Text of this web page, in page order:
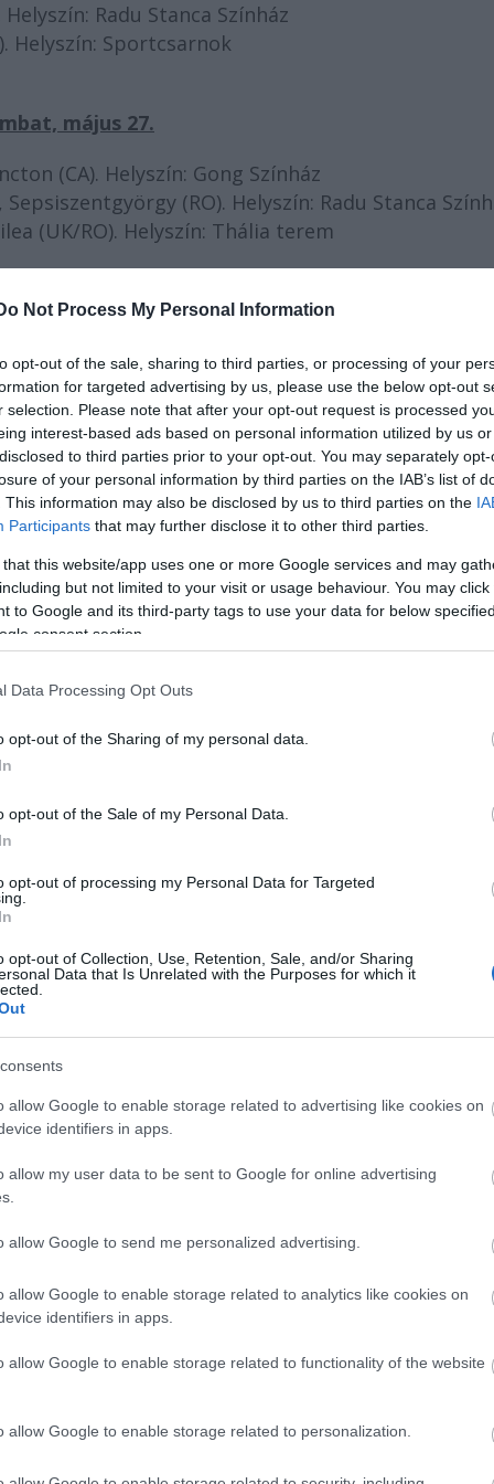
Not Process My Personal Information
opt-out of the sale, sharing to third parties, or processing of your
for targeted advertising by us, please use the below opt-out
selection. Please note that after your opt-out request is processed
interest-based ads based on personal information utilized by us
to third parties prior to your opt-out. You may separately
of your personal information by third parties on the IAB’s list of
This information may also be disclosed by us to third parties on the
Participants that may further disclose it to other third parties.
that this website/app uses one or more Google services and may
but not limited to your visit or usage behaviour. You may
to Google and its third-party tags to use your data for below
consent section.
Data Processing Opt Outs
opt-out of the Sharing of my personal data.
opt-out of the Sale of my Personal Data.
opt-out of processing my Personal Data for Targeted
opt-out of Collection, Use, Retention, Sale, and/or Sharing
Data that Is Unrelated with the Purposes for which it
allow Google to enable storage related to advertising like cookies on
identifiers in apps.
allow my user data to be sent to Google for online advertising
allow Google to send me personalized advertising.
allow Google to enable storage related to analytics like cookies on
identifiers in apps.
allow Google to enable storage related to functionality of the website
allow Google to enable storage related to personalization.
Radu Stanca Színház
Helyszín: Sportcsarnok
május 27.
(CA). Helyszín: Gong Színház
(RO). Helyszín: Radu Stanca
(UK/RO). Helyszín: Thália terem
L'Universite du Quebec a Montreal (CA). Helyszín:
Moscow (RU). Helyszín: Sportcsarnok
Helyszín: Szakszervezetiek háza
május 29.
Helyszín: Gong Színház
Sibiu (RO). Helyszín: Radu Stanca Színház
(Örményország). Helyszín: Szakszervezetiek
május 30.
Helyszín: Gong Színház
Helyszín: Radu Stanca Színház
Szakszervezetiek háza
Helyszín: Sportcsarnok
május 31.
Tg. Mures (RO). Helyszín: Gong Színház
Kyogen Actors (JAP). Helyszín: Radu Stanca
Helyszín: Szakszervezetiek háza
Sportcsarnok
Irvine (SUA). Helyszín: Gong Színház
Radu Stanca Sibiu (RO). Helyszín: Radu Stanca
s (JAP). Helyszín: Szakszervezetiek háza
Korea). Helyszín: Sportcsarnok
június 2.
Bad Actor, Andriy Zholdak - konferencia.
Helyszín: Thália terem